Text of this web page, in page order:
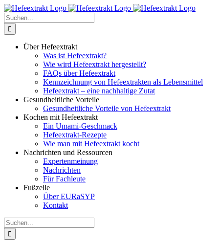
Zum
Inhalt
springen
Suche
nach:
Über Hefeextrakt
Was ist Hefeextrakt?
Wie wird Hefeextrakt hergestellt?
FAQs über Hefeextrakt
Kennzeichnung von Hefeextrakten als Lebensmittel
Hefeextrakt – eine nachhaltige Zutat
Gesundheitliche Vorteile
Gesundheitliche Vorteile von Hefeextrakt
Kochen mit Hefeextrakt
Ein Umami-Geschmack
Hefeextrakt-Rezepte
Wie man mit Hefeextrakt kocht
Nachrichten und Ressourcen
Expertenmeinung
Nachrichten
Für Fachleute
Fußzeile
Über EURaSYP
Kontakt
Suche
nach: